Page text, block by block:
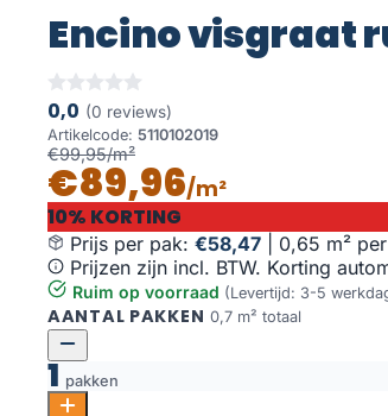
Encino visgraat
0,0 (0 reviews)
Artikelcode: 5110102019
€99,95/m²
€89,96/m²
10% KORTING
Prijs per pak: €58,47
0,65 m²
Prijzen zijn incl. BTW. Korting
Ruim op voorraad (Levertijd: 3-5
AANTAL PAKKEN 0,7 m² totaal
1 pakken